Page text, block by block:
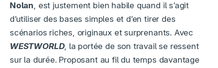
Nolan, est justement bien habile quand il s’agit
d’utiliser des bases simples et d’en tirer des
scénarios riches, originaux et surprenants. Avec
WESTWORLD, la portée de son travail se ressent
sur la durée. Proposant au fil du temps davantage